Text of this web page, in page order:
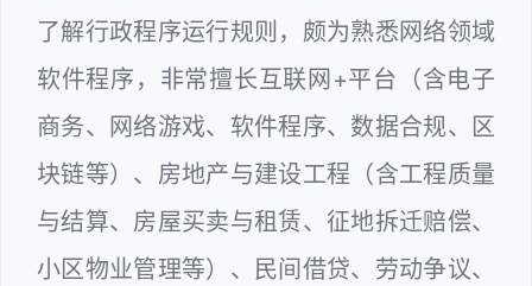
了解行政程序运行规则，颇为熟悉网络领域
软件程序，非常擅长互联网+平台（含电子
商务、网络游戏、软件程序、数据合规、区
块链等）、房地产与建设工程（含工程质量
与结算、房屋买卖与租赁、征地拆迁赔偿、
小区物业管理等）、民间借贷、劳动争议、